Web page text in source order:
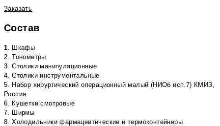
Заказать
Состав
1.
Шкафы
2. Тонометры
3. Столики манипуляционные
4. Столики инструментальные
5. Набор хирургический операционный малый (НИОб исп.7) КМИЗ,
Россия
6. Кушетки смотровые
7. Ширмы
8. Холодильники фармацевтические и термоконтейнеры